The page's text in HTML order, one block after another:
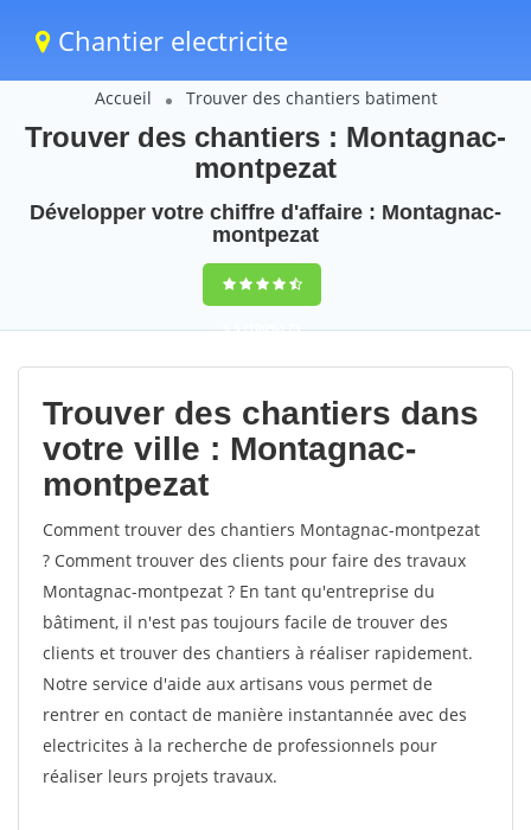
Chantier electricite
Accueil Trouver des chantiers batiment
Trouver des chantiers : Montagnac-
montpezat
Développer votre chiffre d'affaire : Montagnac-
montpezat
9,5(100%)73
votes
Trouver des chantiers dans
votre ville : Montagnac-
montpezat
Comment trouver des chantiers Montagnac-montpezat
? Comment trouver des clients pour faire des travaux
Montagnac-montpezat ? En tant qu'entreprise du
bâtiment, il n'est pas toujours facile de trouver des
clients et trouver des chantiers à réaliser rapidement.
Notre service d'aide aux artisans vous permet de
rentrer en contact de manière instantannée avec des
electricites à la recherche de professionnels pour
réaliser leurs projets travaux.